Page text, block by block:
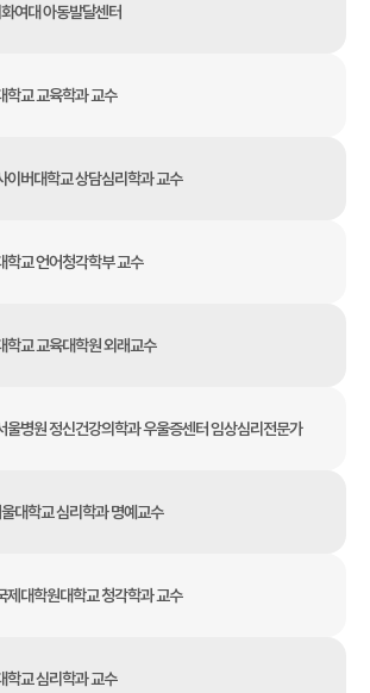
여대 아동발달센터
학교 교육학과 교수
이버대학교 상담심리학과 교수
학교 언어청각학부 교수
학교 교육대학원 외래교수
울병원 정신건강의학과 우울증센터 임상심리전문가
대학교 심리학과 명예교수
제대학원대학교 청각학과 교수
학교 심리학과 교수